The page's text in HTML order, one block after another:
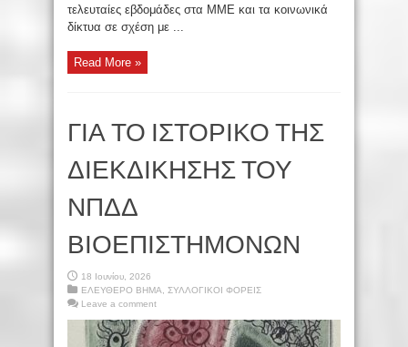
τελευταίες εβδομάδες στα ΜΜΕ και τα κοινωνικά
δίκτυα σε σχέση με ...
Read More »
ΓΙΑ ΤΟ ΙΣΤΟΡΙΚΟ ΤΗΣ
ΔΙΕΚΔΙΚΗΣΗΣ ΤΟΥ
ΝΠΔΔ
ΒΙΟΕΠΙΣΤΗΜΟΝΩΝ
18 Ιουνίου, 2026
ΕΛΕΥΘΕΡΟ ΒΗΜΑ
ΣΥΛΛΟΓΙΚΟΙ ΦΟΡΕΙΣ
Leave a comment